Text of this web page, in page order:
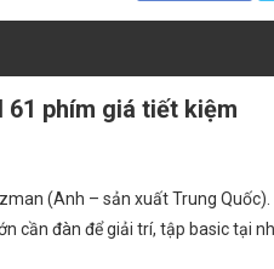
61 phím giá tiết kiệm
(Anh – sản xuất Trung Quốc).
cần đàn để giải trí, tập basic tại